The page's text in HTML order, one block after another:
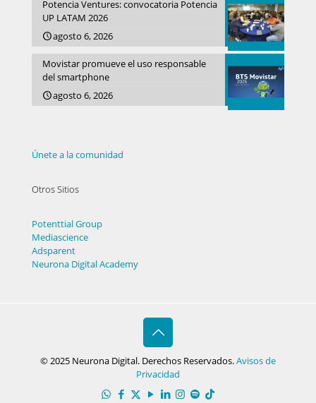
Potencia Ventures: convocatoria Potencia
UP LATAM 2026
agosto 6, 2026
Movistar promueve el uso responsable
del smartphone
agosto 6, 2026
Únete a la comunidad
Otros Sitios
Potenttial Group
Mediascience
Adsparent
Neurona Digital Academy
© 2025 Neurona Digital. Derechos Reservados.Avisos de
Privacidad